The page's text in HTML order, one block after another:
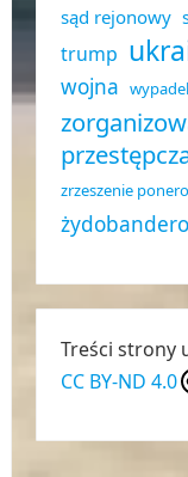
sąd rejonowy
trump
wojna
zrzeszenie
Treści strony
CC BY-ND 4.0